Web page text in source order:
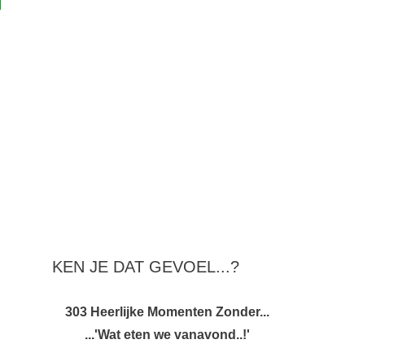
KEN JE DAT GEVOEL...?
303 Heerlijke Momenten Zonder...
...'Wat eten we vanavond..!'